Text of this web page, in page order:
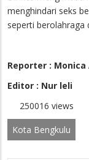
menghindari seks
seperti berolahraga
Reporter :
Editor : Nur leli
250016 views
Kota Bengkulu